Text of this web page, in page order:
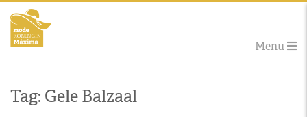
Menu
Tag: Gele Balzaal